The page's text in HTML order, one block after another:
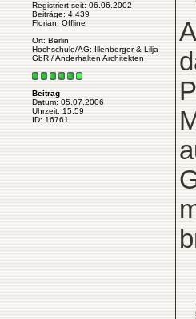
Registriert seit: 06.06.2002
Beiträge: 4.439
Florian: Offline
Ort: Berlin
Hochschule/AG: Illenberger & Lilja
GbR / Anderhalten Architekten
Beitrag
Datum: 05.07.2006
Uhrzeit: 15:59
ID: 16761